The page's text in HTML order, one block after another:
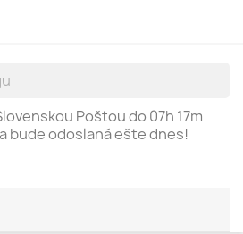
Poštou do 07h 17m
bude odoslaná ešte dnes!